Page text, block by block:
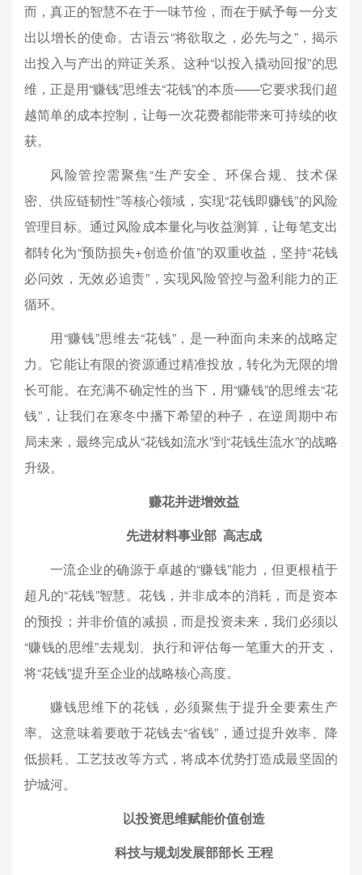
而，真正的智慧不在于一味节俭，而在于赋予每一分支
出以增长的使命。古语云“将欲取之，必先与之”，揭示
出投入与产出的辩证关系。这种“以投入撬动回报”的思
维，正是用“赚钱”思维去“花钱”的本质——它要求我们超
越简单的成本控制，让每一次花费都能带来可持续的收
获。
风险管控需聚焦“生产安全、环保合规、技术保
密、供应链韧性”等核心领域，实现“花钱即赚钱”的风险
管理目标。通过风险成本量化与收益测算，让每笔支出
都转化为“预防损失+创造价值”的双重收益，坚持“花钱
必问效，无效必追责”，实现风险管控与盈利能力的正
循环。
用“赚钱”思维去“花钱”，是一种面向未来的战略定
力。它能让有限的资源通过精准投放，转化为无限的增
长可能。在充满不确定性的当下，用“赚钱”的思维去“花
钱”，让我们在寒冬中播下希望的种子，在逆周期中布
局未来，最终完成从“花钱如流水”到“花钱生流水”的战略
升级。
赚花并进增效益
先进材料事业部 高志成
一流企业的确源于卓越的“赚钱”能力，但更根植于
超凡的“花钱”智慧。花钱，并非成本的消耗，而是资本
的预投；并非价值的减损，而是投资未来，我们必须以
“赚钱的思维”去规划、执行和评估每一笔重大的开支，
将“花钱”提升至企业的战略核心高度。
赚钱思维下的花钱，必须聚焦于提升全要素生产
率。这意味着要敢于花钱去“省钱”，通过提升效率、降
低损耗、工艺技改等方式，将成本优势打造成最坚固的
护城河。
以投资思维赋能价值创造
科技与规划发展部部长 王程